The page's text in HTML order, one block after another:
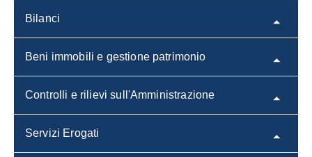
Bilanci
Beni immobili e gestione patrimonio
Controlli e rilievi sull'Amministrazione
Servizi Erogati